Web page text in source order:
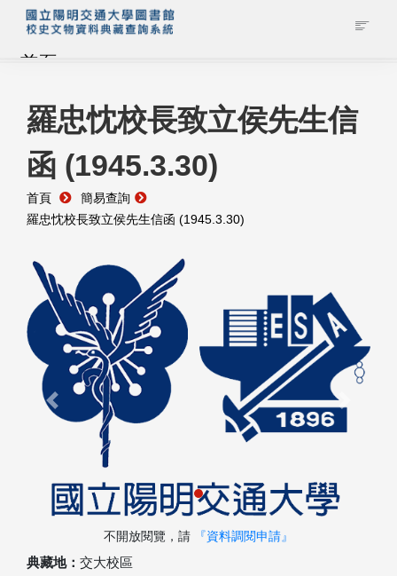
首頁
藏品查詢
校史館簡介
藏品清單全覽
資料調閱申請
管理者登入
羅忠忱校長致立侯先生信
函 (1945.3.30)
首頁
簡易查詢
羅忠忱校長致立侯先生信函 (1945.3.30)
典藏地： 交大校區
Previous Next
不開放閱覽，請 『資料調閱申請』